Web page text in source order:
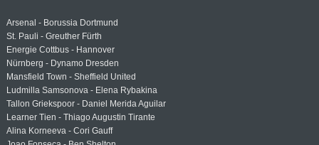
Arsenal - Borussia Dortmund
St. Pauli - Greuther Fürth
Energie Cottbus - Hannover
Nürnberg - Dynamo Dresden
Mansfield Town - Sheffield United
Ludmilla Samsonova - Elena Rybakina
Tallon Griekspoor - Daniel Merida Aguilar
Learner Tien - Thiago Augustin Tirante
Alina Korneeva - Cori Gauff